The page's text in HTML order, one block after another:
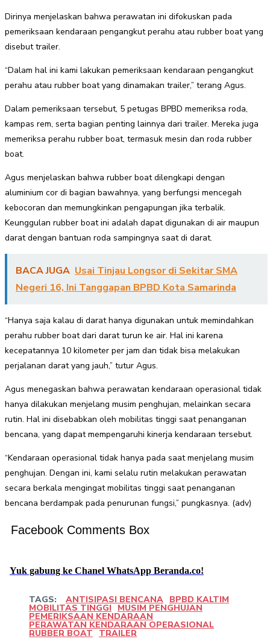
Dirinya menjelaskan bahwa perawatan ini difokuskan pada
pemeriksaan kendaraan pengangkut perahu atau rubber boat yang
disebut trailer.
“Dalam hal ini kami lakukan pemeriksaan kendaraan pengangkut
perahu atau rubber boat yang dinamakan trailer,” terang Agus.
Dalam pemeriksaan tersebut, 5 petugas BPBD memeriksa roda,
kampas rem, serta bagian penting lainnya dari trailer. Mereka juga
memeriksa perahu rubber boat, termasuk mesin dan roda rubber
boat.
Agus menjelaskan bahwa rubber boat dilengkapi dengan
aluminium cor di bagian bawahnya, yang berfungsi mencegah
kebocoran dan memungkinkan pengapungan jika terbalik.
Keunggulan rubber boat ini adalah dapat digunakan di air maupun
darat dengan bantuan roda sampingnya saat di darat.
BACA JUGA Usai Tinjau Longsor di Sekitar SMA
Negeri 16, Ini Tanggapan BPBD Kota Samarinda
“Hanya saja kalau di darat hanya digunakan untuk memindahkan
perahu rubber boat dari darat turun ke air. Hal ini karena
kecepatannya 10 kilometer per jam dan tidak bisa melakukan
perjalanan darat yang jauh,” tutur Agus.
Agus menegaskan bahwa perawatan kendaraan operasional tidak
hanya dilakukan menjelang musim penghujan, melainkan secara
rutin. Hal ini disebabkan oleh mobilitas tinggi saat penanganan
bencana, yang dapat mempengaruhi kinerja kendaraan tersebut.
“Kendaraan operasional tidak hanya pada saat menjelang musim
penghujan. Dengan ini, kami selalu rutin melakukan perawatan
secara berkala mengingat mobilitas tinggi saat penanganan
bencana berdampak pada penurunan fungsi,” pungkasnya. (adv)
Facebook Comments Box
Yuk gabung ke Chanel WhatsApp Beranda.co!
TAGS: ANTISIPASI BENCANA BPBD KALTIM
MOBILITAS TINGGI MUSIM PENGHUJAN
PEMERIKSAAN KENDARAAN
PERAWATAN KENDARAAN OPERASIONAL
RUBBER BOAT TRAILER